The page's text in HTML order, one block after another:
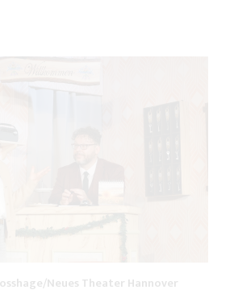
Neues Theater Hannover